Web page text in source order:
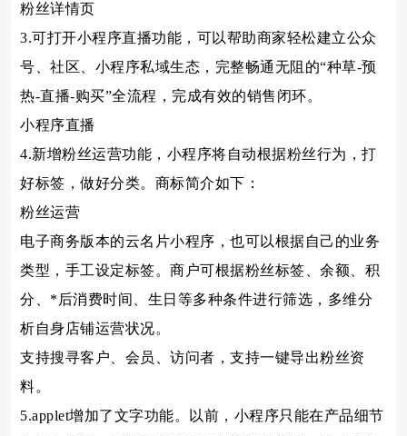
粉丝详情页
3.可打开小程序直播功能，可以帮助商家轻松建立公众
号、社区、小程序私域生态，完整畅通无阻的“种草-预
热-直播-购买”全流程，完成有效的销售闭环。
小程序直播
4.新增粉丝运营功能，小程序将自动根据粉丝行为，打
好标签，做好分类。商标简介如下：
粉丝运营
电子商务版本的云名片小程序，也可以根据自己的业务
类型，手工设定标签。商户可根据粉丝标签、余额、积
分、*后消费时间、生日等多种条件进行筛选，多维分
析自身店铺运营状况。
支持搜寻客户、会员、访问者，支持一键导出粉丝资
料。
5.applet增加了文字功能。以前，小程序只能在产品细节